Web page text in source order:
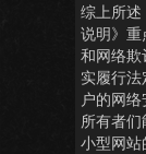
综上所
说明》
和网络
实履行
户的网
所有者
小型网站